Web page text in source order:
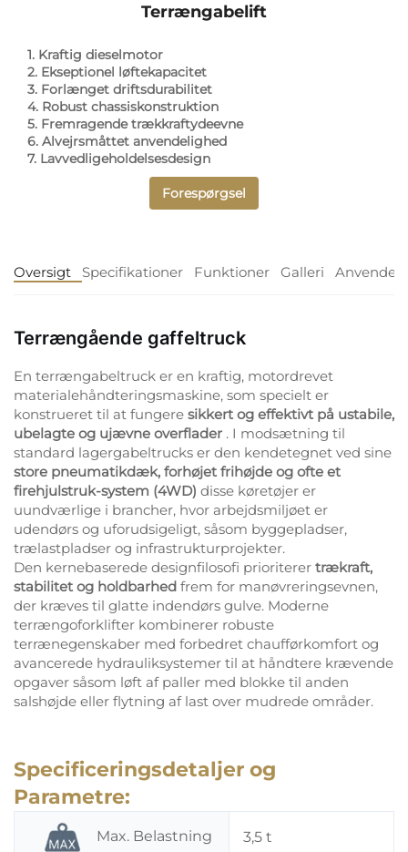
Terrængabelift
1. Kraftig dieselmotor
2. Ekseptionel løftekapacitet
3. Forlænget driftsdurabilitet
4. Robust chassiskonstruktion
5. Fremragende trækkraftydeevne
6. Alvejrsmåttet anvendelighed
7. Lavvedligeholdelsesdesign
Forespørgsel
Oversigt Specifikationer Funktioner Galleri
Terrængående gaffeltruck
En terrængabeltruck er en kraftig, motordrevet
materialehåndteringsmaskine, som specielt er
konstrueret til at fungere sikkert og effektivt på ustabile,
ubelagte og ujævne overflader . I modsætning til
standard lagergabeltrucks er den kendetegnet ved sine
store pneumatikdæk, forhøjet frihøjde og ofte et
firehjulstruk-system (4WD) disse køretøjer er
uundværlige i brancher, hvor arbejdsmiljøet er
udendørs og uforudsigeligt, såsom byggepladser,
trælastpladser og infrastrukturprojekter.
Den kernebaserede designfilosofi prioriterer trækraft,
stabilitet og holdbarhed frem for manøvreringsevnen,
der kræves til glatte indendørs gulve. Moderne
terrængoforklifter kombinerer robuste
terrænegenskaber med forbedret chaufførkomfort og
avancerede hydrauliksystemer til at håndtere krævende
opgaver såsom løft af paller med blokke til anden
salshøjde eller flytning af last over mudrede områder.
Specificeringsdetaljer og
Parametre:
Max. Belastning 3,5 t